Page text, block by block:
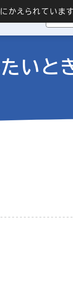
にかえられていま
いと